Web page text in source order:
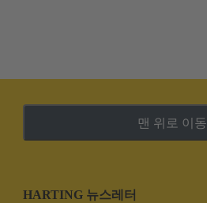
맨 위로 이동
HARTING 뉴스레터